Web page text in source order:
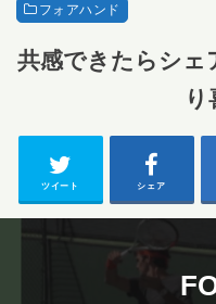
フォアハンド
共感できたらシェ
り
ツイート シェア